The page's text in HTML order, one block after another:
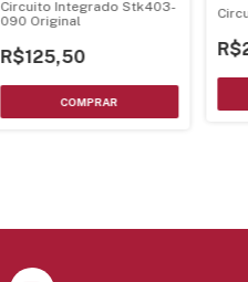
Circuito Integrado Stk403-
090 Original
R$125,50